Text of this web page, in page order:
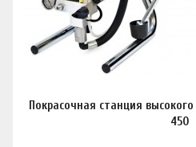
Покрасочная станция
450